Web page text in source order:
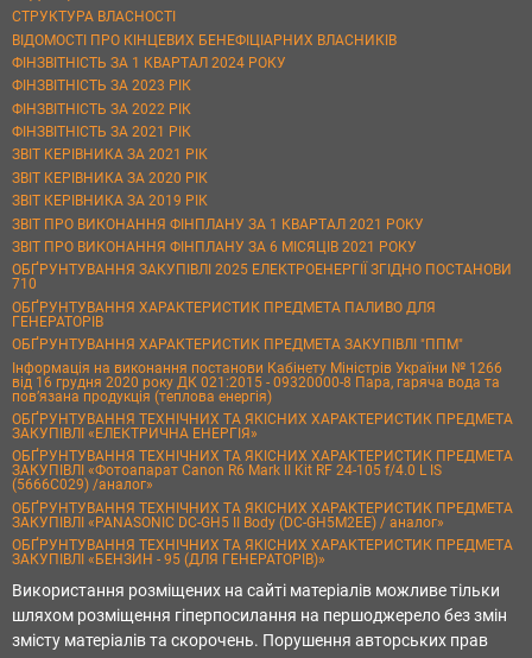
СТРУКТУРА ВЛАСНОСТІ
ВІДОМОСТІ ПРО КІНЦЕВИХ БЕНЕФІЦІАРНИХ ВЛАСНИКІВ
ФІНЗВІТНІСТЬ ЗА 1 КВАРТАЛ 2024 РОКУ
ФІНЗВІТНІСТЬ ЗА 2023 РІК
ФІНЗВІТНІСТЬ ЗА 2022 РІК
ФІНЗВІТНІСТЬ ЗА 2021 РІК
ЗВІТ КЕРІВНИКА ЗА 2021 РІК
ЗВІТ КЕРІВНИКА ЗА 2020 РІК
ЗВІТ КЕРІВНИКА ЗА 2019 РІК
ЗВІТ ПРО ВИКОНАННЯ ФІНПЛАНУ ЗА 1 КВАРТАЛ 2021 РОКУ
ЗВІТ ПРО ВИКОНАННЯ ФІНПЛАНУ ЗА 6 МІСЯЦІВ 2021 РОКУ
ОБҐРУНТУВАННЯ ЗАКУПІВЛІ 2025 ЕЛЕКТРОЕНЕРГІЇ ЗГІДНО ПОСТАНОВИ
710
ОБҐРУНТУВАННЯ ХАРАКТЕРИСТИК ПРЕДМЕТА ПАЛИВО ДЛЯ
ГЕНЕРАТОРІВ
ОБҐРУНТУВАННЯ ХАРАКТЕРИСТИК ПРЕДМЕТА ЗАКУПІВЛІ "ППМ"
Інформація на виконання постанови Кабінету Міністрів України № 1266
від 16 грудня 2020 року ДК 021:2015 - 09320000-8 Пара, гаряча вода та
пов’язана продукція (теплова енергія)
ОБҐРУНТУВАННЯ ТЕХНІЧНИХ ТА ЯКІСНИХ ХАРАКТЕРИСТИК ПРЕДМЕТА
ЗАКУПІВЛІ «ЕЛЕКТРИЧНА ЕНЕРГІЯ»
ОБҐРУНТУВАННЯ ТЕХНІЧНИХ ТА ЯКІСНИХ ХАРАКТЕРИСТИК ПРЕДМЕТА
ЗАКУПІВЛІ «Фотоапарат Canon R6 Mark II Kit RF 24-105 f/4.0 L IS
(5666C029) /аналог»
ОБҐРУНТУВАННЯ ТЕХНІЧНИХ ТА ЯКІСНИХ ХАРАКТЕРИСТИК ПРЕДМЕТА
ЗАКУПІВЛІ «PANASONIC DC-GH5 II Body (DC-GH5M2EE) / аналог»
ОБҐРУНТУВАННЯ ТЕХНІЧНИХ ТА ЯКІСНИХ ХАРАКТЕРИСТИК ПРЕДМЕТА
ЗАКУПІВЛІ «БЕНЗИН - 95 (ДЛЯ ГЕНЕРАТОРІВ)»
Використання розміщених на сайті матеріалів можливе тільки
шляхом розміщення гіперпосилання на першоджерело без змін
змісту матеріалів та скорочень. Порушення авторських прав